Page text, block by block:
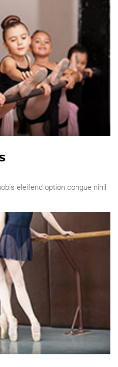
eleifend option congue nihil